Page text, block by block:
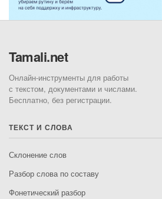
Tamali.net
Онлайн-инструменты для работы
с текстом, документами и числами.
Бесплатно, без регистрации.
ТЕКСТ И СЛОВА
Склонение слов
Разбор слова по составу
Фонетический разбор